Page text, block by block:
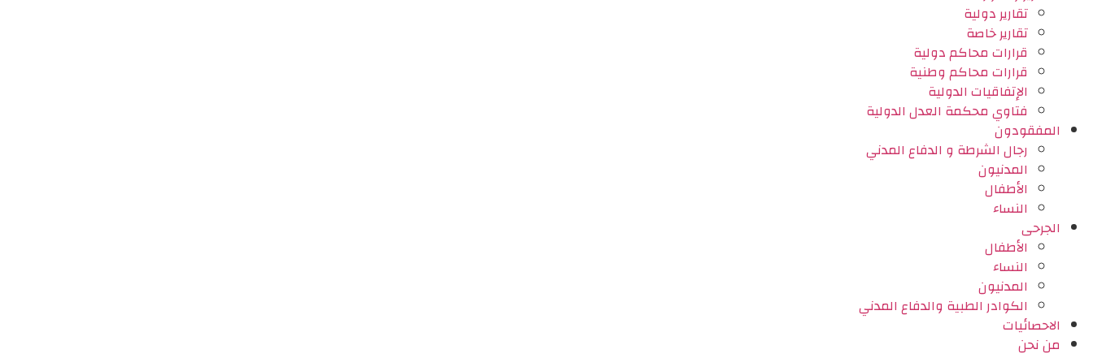
تقارير دولية
تقارير خاصة
قرارات محاكم دولية
قرارات محاكم وطنية
الإتفاقيات الدولية
فتاوي محكمة العدل الدولية
المفقودون
رجال الشرطة و الدفاع المدني
المدنيون
الأطفال
النساء
الجرحى
الأطفال
النساء
المدنيون
الكوادر الطبية والدفاع المدني
الاحصائيات
من نحن